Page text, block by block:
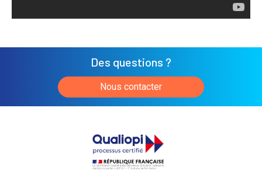
Des questions ?
Nous contacter